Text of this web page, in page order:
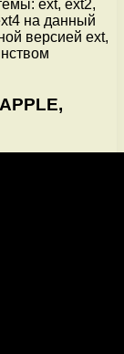
ext, ext2,
на данный
версией ext,